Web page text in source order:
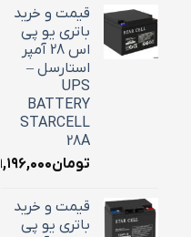
قیمت و خرید
باتری یو پی
اس 28 آمپر
استارسل –
UPS
BATTERY
STARCELL
28A
تومان۹,۱۹۶,۰۰۰
قیمت و خرید
باتری یو پی